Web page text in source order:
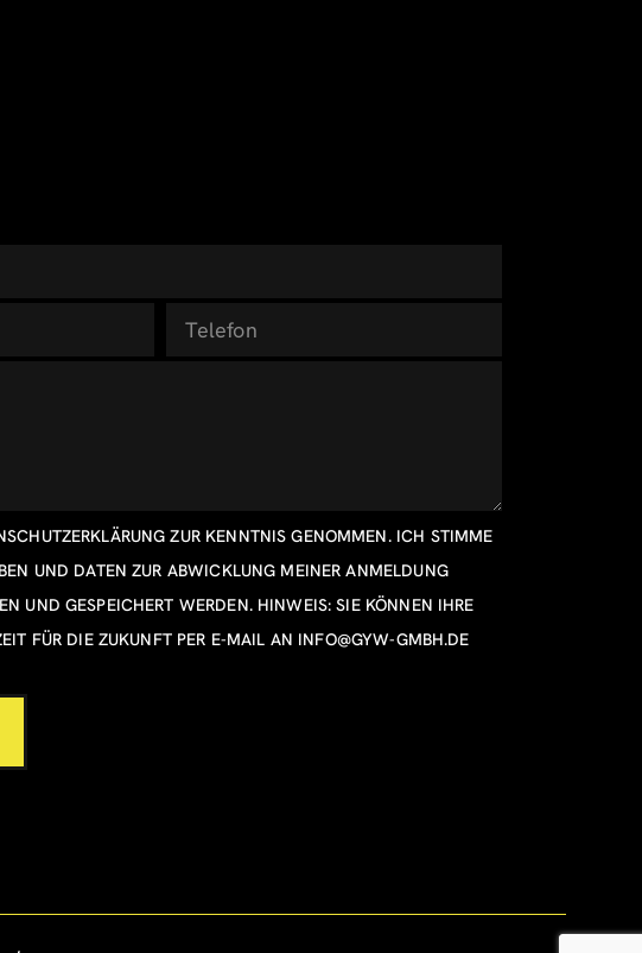
ZUR KENNTNIS GENOMMEN. ICH STIMME
UND DATEN ZUR ABWICKLUNG MEINER ANMELDUNG
UND GESPEICHERT WERDEN. HINWEIS: SIE KÖNNEN IHRE
FÜR DIE ZUKUNFT PER E-MAIL AN INFO@GYW-GMBH.DE